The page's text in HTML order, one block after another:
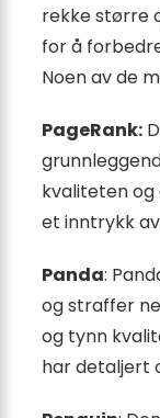
rekke større
for å
Noen av de
PageRank:
kvaliteten og
et inntrykk
Panda:
og straffer
og tynn
har detaljert